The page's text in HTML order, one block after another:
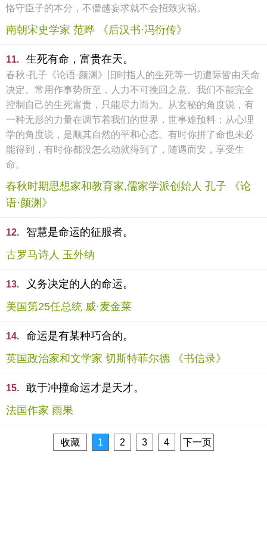
恪守臣子的本分，不僭越妄求就不会招致灾祸。
南朝宋史学家 范晔 《后汉书·冯衍传》
11. 生死有命，富贵在天。
春秋·孔子《论语·颜渊》旧时指人的生死等一切遭际皆由天命
决定。常用作事势所至，人力不可挽回之意。我们不能完全
控制自己的生死富贵，只能尽力而为。从玄秘的角度说，有
一种无形的力量在调节着我们的世界，世事难预料；从心理
学的角度说，是顺其自然的平和心态。有时你拼了命也未必
能得到，有时你都没怎么动就得到了，随遇而安，享受生
命。
春秋时期思想家和教育家,儒家学派创始人 孔子 《论
语·颜渊》
12.
智慧是命运的征服者。
古罗马诗人 玉外纳
13.
义务决定的人的命运。
美国第25任总统 威·麦金莱
14.
命运是有某种巧合的。
英国政治家和文学家 切斯特菲尔德 《书信录》
15.
敢于冲撞命运才是天才。
法国作家 雨果
收藏 1 2 3 4 下一页